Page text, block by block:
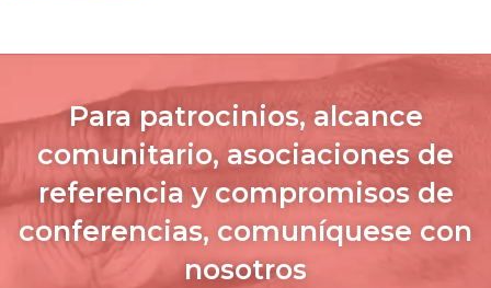
Para patrocinios, alcance
comunitario, asociaciones de
referencia y compromisos de
conferencias, comuníquese con
nosotros